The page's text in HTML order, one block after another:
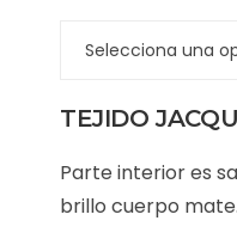
TEJIDO
Parte interior es
brillo cuerpo